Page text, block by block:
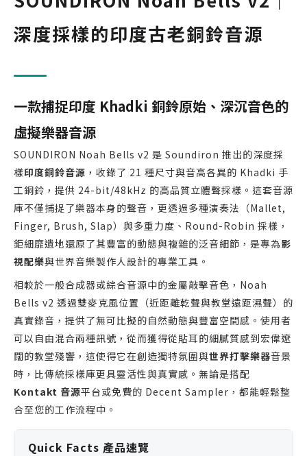
深度採樣的印度古老銅鈴音源
一款捕捉印度 Khadki 銅鈴原始、深沉音色的
虛擬樂器音源
SOUNDIRON Noah Bells v2 是 Soundiron 推出的深度採
樣印度銅鈴音源 ，收錄了 21 種尺寸與音高各異的 Khadki 手
工銅鈴，提供 24-bit/48kHz 的高品質立體聲採樣。這套音源
庫不僅捕捉了樂器本身的聲音，更透過多種演奏法（Mallet,
Finger, Brush, Slap）與多重力度、Round-Robin 採樣，
鉅細靡遺地還原了其豐富的動態與複雜的泛音細節，是專為影
視配樂與世界音樂製作人設計的專業工具。
相較於一般合成器或綜合音源中的金屬敲擊音色，Noah
Bells v2 透過雙麥克風位置（近距離乾聲與教堂遠距濕聲）的
真實錄音，提供了無可比擬的自然動態與豐富空間感。使用者
可以自由混合兩種訊號，從而獲得從貼耳的細膩質感到宏偉遼
闊的教堂殘響，這使得它在創造獨特氛圍與世界打擊樂器音景
時，比傳統採樣庫更具靈活性與真實感。無論是搭配
Kontakt 音源平台或免費的 Decent Sampler，都能輕鬆整
合至您的工作流程中。
Quick Facts 產品速覽